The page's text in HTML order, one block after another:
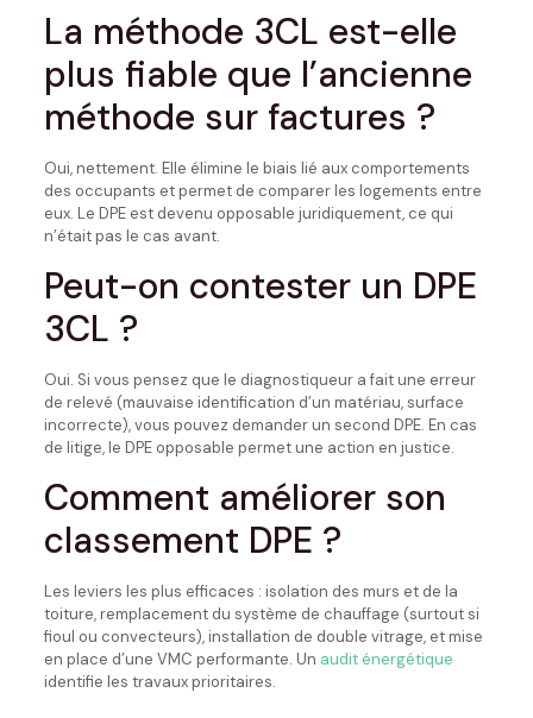
La méthode 3CL est-elle
plus fiable que l’ancienne
méthode sur factures ?
Oui, nettement. Elle élimine le biais lié aux comportements
des occupants et permet de comparer les logements entre
eux. Le DPE est devenu opposable juridiquement, ce qui
n’était pas le cas avant.
Peut-on contester un DPE
3CL ?
Oui. Si vous pensez que le diagnostiqueur a fait une erreur
de relevé (mauvaise identification d’un matériau, surface
incorrecte), vous pouvez demander un second DPE. En cas
de litige, le DPE opposable permet une action en justice.
Comment améliorer son
classement DPE ?
Les leviers les plus efficaces : isolation des murs et de la
toiture, remplacement du système de chauffage (surtout si
fioul ou convecteurs), installation de double vitrage, et mise
en place d’une VMC performante. Un audit énergétique
identifie les travaux prioritaires.